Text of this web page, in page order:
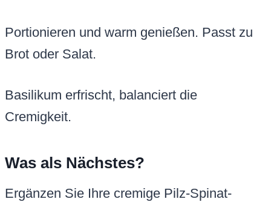
Portionieren und warm genießen. Passt zu
Brot oder Salat.
Basilikum erfrischt, balanciert die
Cremigkeit.
Was als Nächstes?
Ergänzen Sie Ihre cremige Pilz-Spinat-